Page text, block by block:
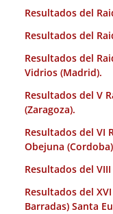
Resultados del
Resultados del
Resultados del
Vidrios (Madrid).
Resultados del V
(Zaragoza).
Resultados del VI
Obejuna
Resultados del
Resultados del
Barradas) Santa